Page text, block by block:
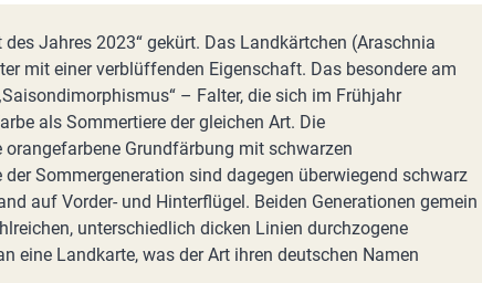
Jahres 2023“ gekürt. Das Landkärtchen (Araschnia
mit einer verblüffenden Eigenschaft. Das besondere am
– Falter, die sich im Frühjahr
als Sommertiere der gleichen Art. Die
Grundfärbung mit schwarzen
Sommergeneration sind dagegen überwiegend schwarz
auf Vorder- und Hinterflügel. Beiden Generationen gemein
unterschiedlich dicken Linien durchzogene
eine Landkarte, was der Art ihren deutschen Namen